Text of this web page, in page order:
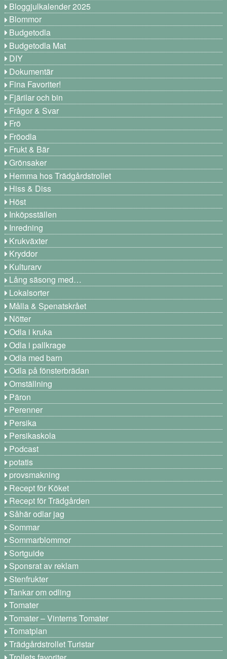
Bloggjulkalender 2025
Blommor
Budgetodla
Budgetodla Mat
DIY
Dokumentär
Fina Favoriter!
Fjärilar och bin
Frågor & Svar
Frö
Fröodla
Frukt & Bär
Grönsaker
Hemma hos Trädgårdstrollet
Hiss & Diss
Höst
Inköpsställen
Inredning
Krukväxter
Kryddor
Kulturarv
Lång säsong med…
Lokalsorter
Målla & Spenatskrået
Nötter
Odla i kruka
Odla i pallkrage
Odla med barn
Odla på fönsterbrädan
Omställning
Päron
Perenner
Persika
Persikaskola
Podcast
potatis
provsmakning
Recept för Köket
Recept för Trädgården
Såhär odlar jag
Sommar
Sommarblommor
Sortguide
Sponsrat av reklam
Stenfrukter
Tankar om odling
Tomater
Tomater – Vinterns Tomater
Tomatplan
Trädgårdstrollet Turistar